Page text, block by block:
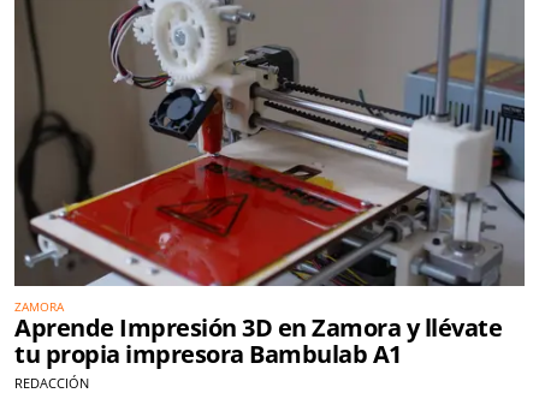
ZAMORA
Aprende Impresión 3D en Zamora y llévate
tu propia impresora Bambulab A1
REDACCIÓN